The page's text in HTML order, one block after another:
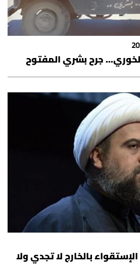
جرح بشري المفتوح
بالخارج لا تجدي ولا